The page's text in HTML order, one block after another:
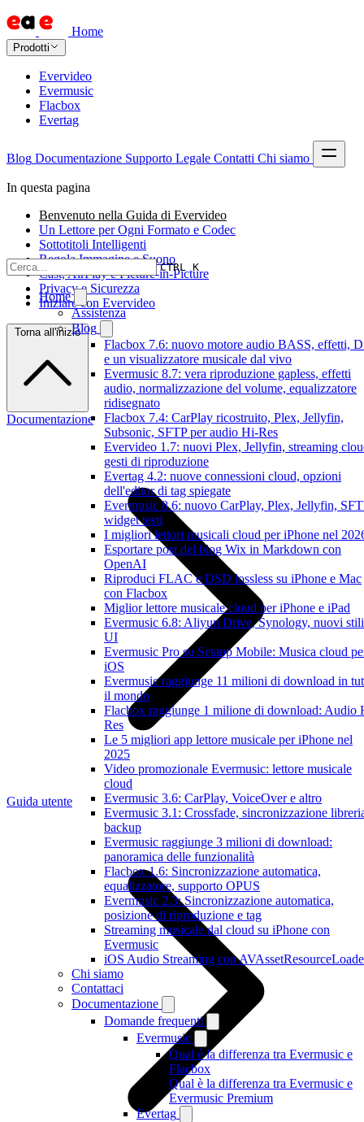
Home
Prodotti
Evervideo
Evermusic
Flacbox
Evertag
Blog Documentazione Supporto Legale Contatti Chi siamo
CTRL K
Home
Assistenza
Blog
Flacbox 7.6: nuovo motore audio BASS, effetti,
e un visualizzatore musicale dal vivo
Evermusic 8.7: vera riproduzione gapless, effetti
audio, normalizzazione del volume, equalizzatore
ridisegnato
Flacbox 7.4: CarPlay ricostruito, Plex, Jellyfin,
Subsonic, SFTP per audio Hi-Res
Evervideo 1.7: nuovi Plex, Jellyfin, streaming
gesti di riproduzione
Evertag 4.2: nuove connessioni cloud, opzioni
dell'editor di tag spiegate
Evermusic 8.6: nuovo CarPlay, Plex, Jellyfin,
widget testi
I migliori lettori musicali cloud per iPhone nel
Esportare post del blog Wix in Markdown con
OpenAI
Riproduci FLAC e DSD lossless su iPhone e Mac
con Flacbox
Miglior lettore musicale cloud per iPhone e iPad
Evermusic 6.8: Aliyun Drive, Synology, nuovi stili
UI
Evermusic Pro su Setapp Mobile: Musica cloud
iOS
Evermusic raggiunge 11 milioni di download in
il mondo
Flacbox raggiunge 1 milione di download: Audio
Res
Le 5 migliori app lettore musicale per iPhone nel
2025
Video promozionale Evermusic: lettore musicale
cloud
Evermusic 3.6: CarPlay, VoiceOver e altro
Evermusic 3.1: Crossfade, sincronizzazione
backup
Evermusic raggiunge 3 milioni di download:
panoramica delle funzionalità
Flacbox 1.6: Sincronizzazione automatica,
equalizzatore, supporto OPUS
Evermusic 2.3: Sincronizzazione automatica,
posizione di riproduzione e tag
Streaming musicale dal cloud su iPhone con
Evermusic
iOS Audio Streaming con
Chi siamo
Contattaci
Documentazione
Domande frequenti
Evermusic
Qual è la differenza tra Evermusic e
Flacbox
Qual è la differenza tra Evermusic e
Evermusic Premium
Evertag
In questa pagina
Benvenuto nella Guida di Evervideo
Un Lettore per Ogni Formato e Codec
Sottotitoli Intelligenti
Regola Immagine e Suono
Cast, AirPlay e Picture-in-Picture
Privacy e Sicurezza
Iniziare con Evervideo
Torna all'inizio
Documentazione
Guida utente